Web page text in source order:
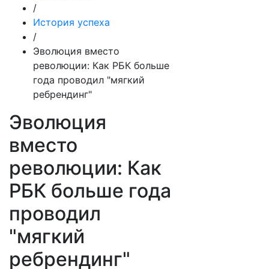
/
История успеха
/
Эволюция вместо
революции: Как РБК больше
года проводил "мягкий
ребрендинг"
Эволюция
вместо
революции: Как
РБК больше года
проводил
"мягкий
ребрендинг"